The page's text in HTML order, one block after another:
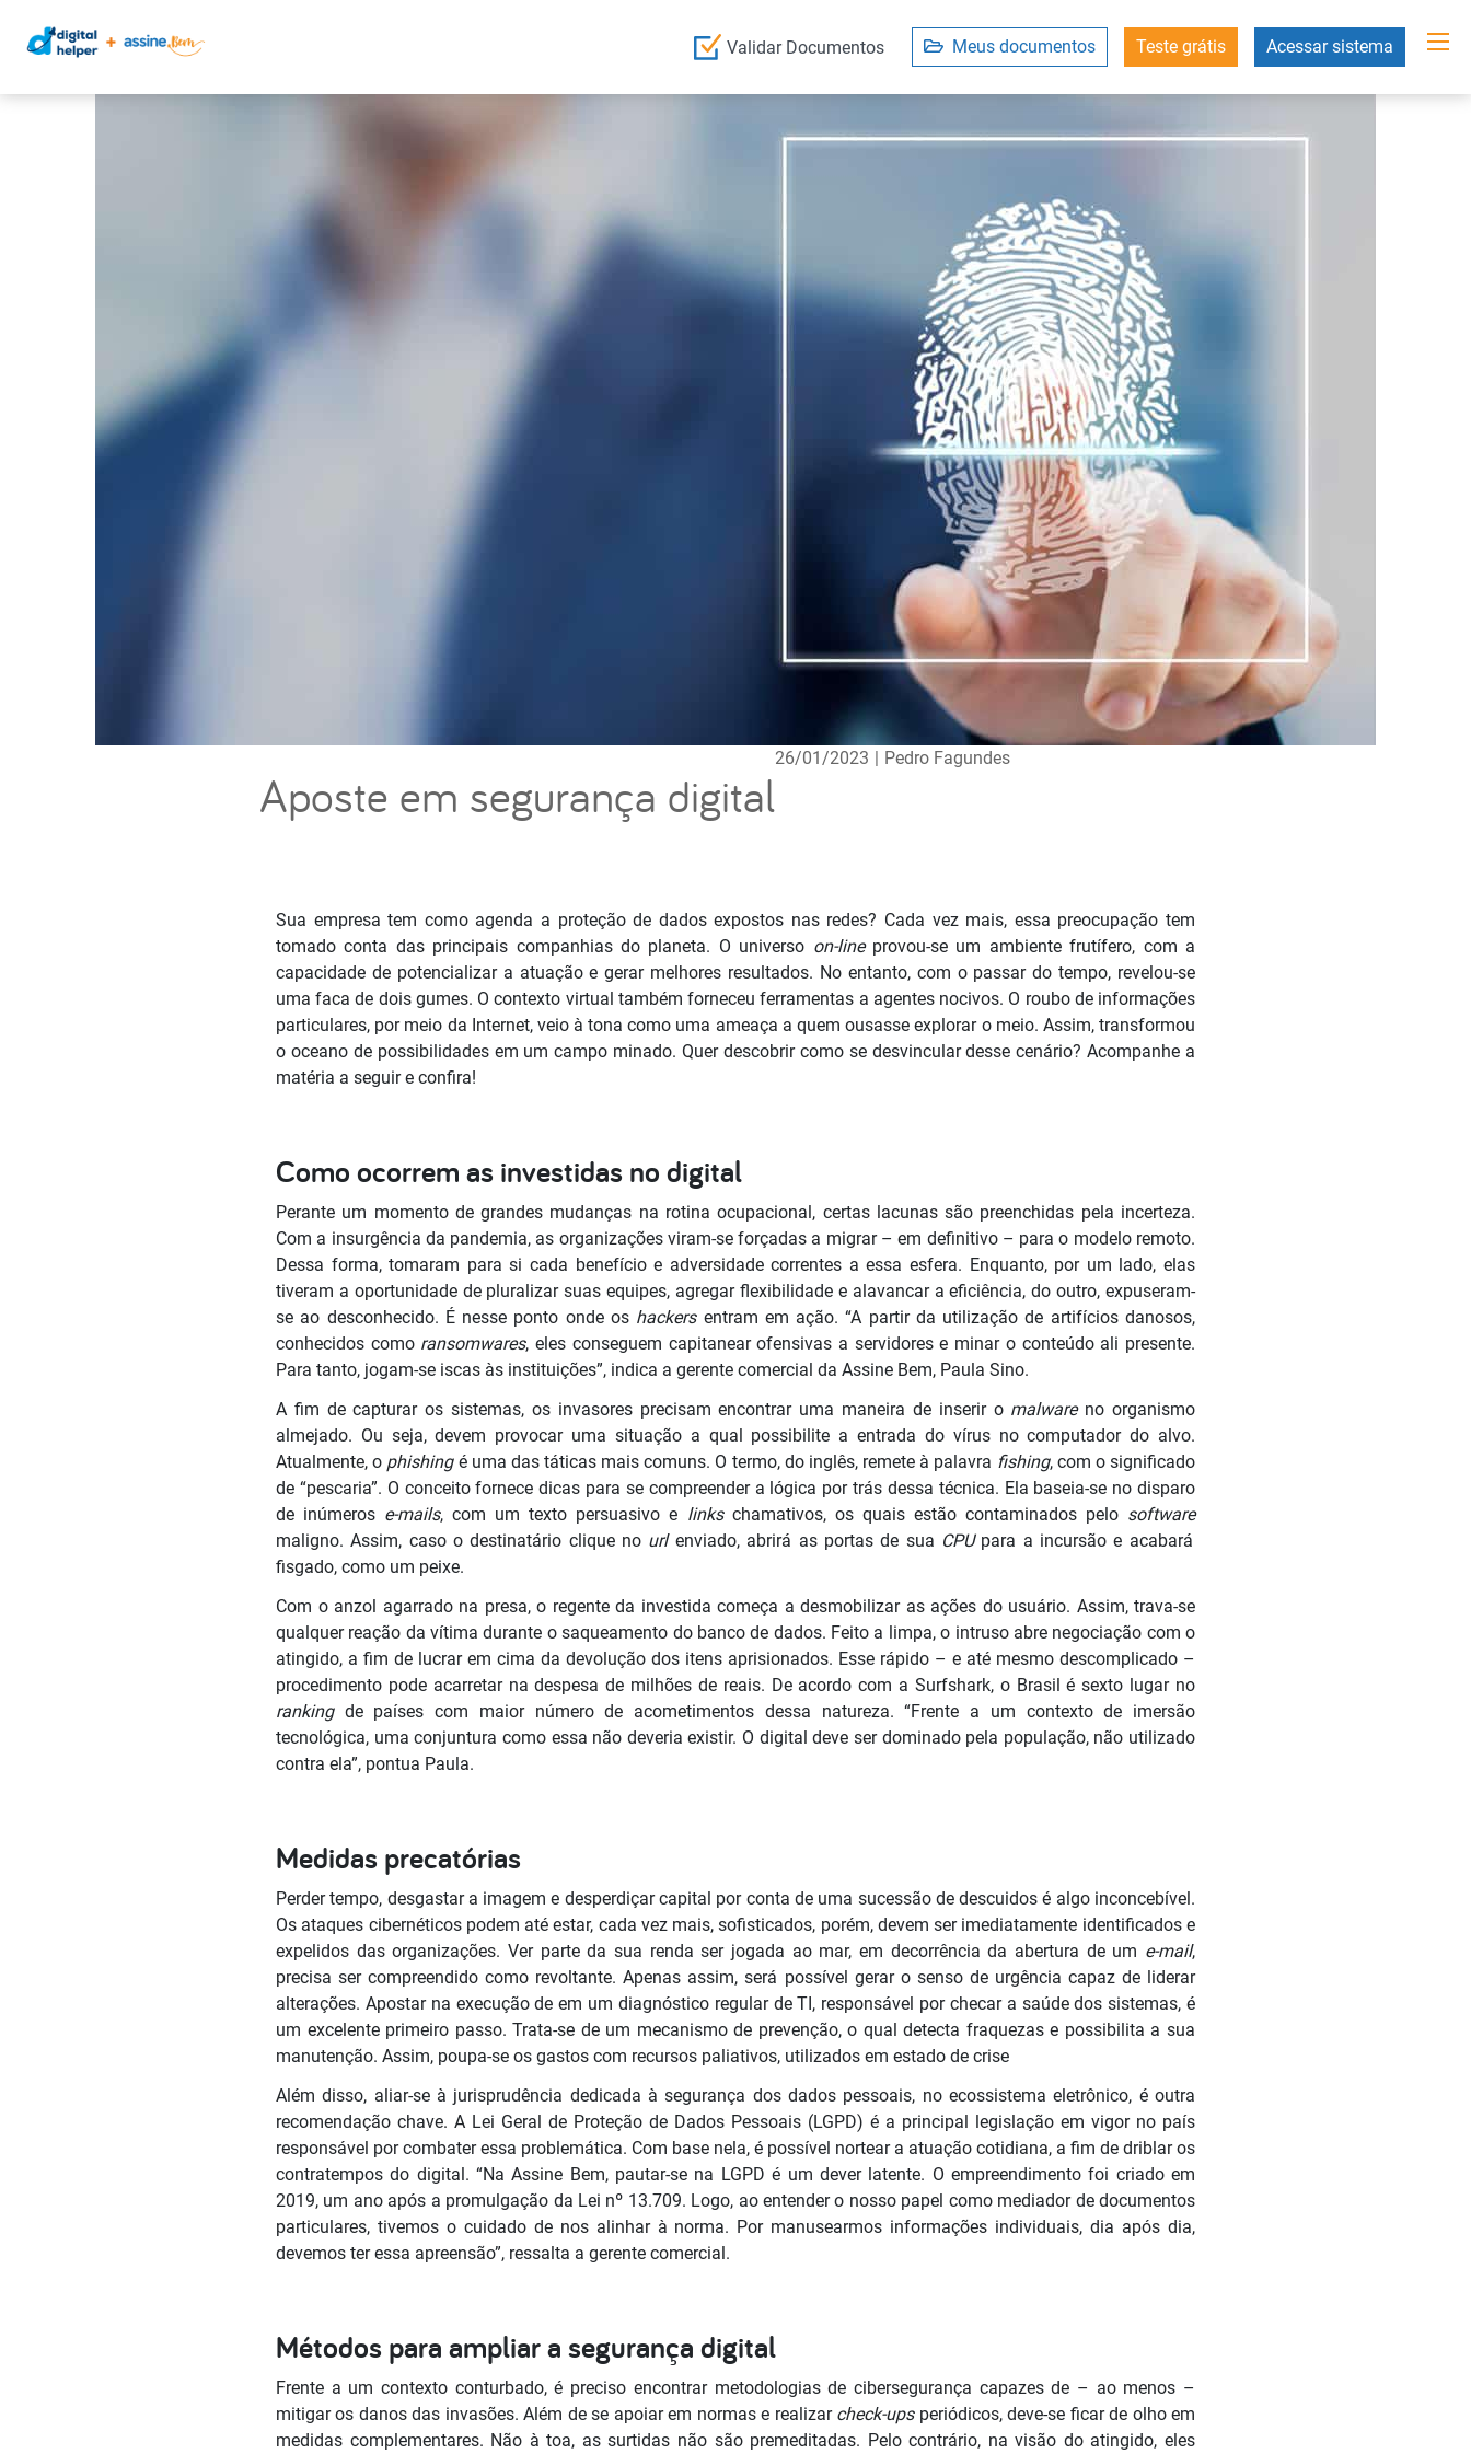
Acessar sistema
Teste grátis
Meus documentos
Validar Documentos
Aposte em segurança digital
26/01/2023 | Pedro Fagundes
Sua empresa tem como agenda a proteção de dados expostos nas redes? Cada vez mais, essa preocupação tem
tomado conta das principais companhias do planeta. O universo on-lineprovou-se um ambiente frutífero, com a
capacidade de potencializar a atuação e gerar melhores resultados. No entanto, com o passar do tempo, revelou-se
uma faca de dois gumes. O contexto virtual também forneceu ferramentas a agentes nocivos. O roubo de informações
particulares, por meio da Internet, veio à tona como uma ameaça a quem ousasse explorar o meio. Assim, transformou
o oceano de possibilidades em um campo minado. Quer descobrir como se desvincular desse cenário? Acompanhe a
matéria a seguir e confira!
Como ocorrem as investidas no digital
Perante um momento de grandes mudanças na rotina ocupacional, certas lacunas são preenchidas pela incerteza.
Com a insurgência da pandemia, as organizações viram-se forçadas a migrar – em definitivo – para o modelo remoto.
Dessa forma, tomaram para si cada benefício e adversidade correntes a essa esfera. Enquanto, por um lado, elas
tiveram a oportunidade de pluralizar suas equipes, agregar flexibilidade e alavancar a eficiência, do outro, expuseram-
se ao desconhecido. É nesse ponto onde os hackers entram em ação. “A partir da utilização de artifícios danosos,
conhecidos como ransomwares, eles conseguem capitanear ofensivas a servidores e minar o conteúdo ali presente.
Para tanto, jogam-se iscas às instituições”, indica a gerente comercial da Assine Bem, Paula Sino.
A fim de capturar os sistemas, os invasores precisam encontrar uma maneira de inserir o malwareno organismo
almejado. Ou seja, devem provocar uma situação a qual possibilite a entrada do vírus no computador do alvo.
Atualmente, o phishing é uma das táticas mais comuns. O termo, do inglês, remete à palavra fishing, com o significado
de “pescaria”. O conceito fornece dicas para se compreender a lógica por trás dessa técnica. Ela baseia-se no disparo
de inúmeros e-mails, com um texto persuasivo e links chamativos, os quais estão contaminados pelo software
maligno. Assim, caso o destinatário clique no url enviado, abrirá as portas de sua CPU para a incursão e acabará
fisgado, como um peixe.
Com o anzol agarrado na presa, o regente da investida começa a desmobilizar as ações do usuário. Assim, trava-se
qualquer reação da vítima durante o saqueamento do banco de dados. Feito a limpa, o intruso abre negociação com o
atingido, a fim de lucrar em cima da devolução dos itens aprisionados. Esse rápido – e até mesmo descomplicado –
procedimento pode acarretar na despesa de milhões de reais. De acordo com a Surfshark, o Brasil é sexto lugar no
rankingde países com maior número de acometimentos dessa natureza. “Frente a um contexto de imersão
tecnológica, uma conjuntura como essa não deveria existir. O digital deve ser dominado pela população, não utilizado
contra ela”, pontua Paula.
Medidas precatórias
Perder tempo, desgastar a imagem e desperdiçar capital por conta de uma sucessão de descuidos é algo inconcebível.
Os ataques cibernéticos podem até estar, cada vez mais, sofisticados, porém, devem ser imediatamente identificados e
expelidos das organizações. Ver parte da sua renda ser jogada ao mar, em decorrência da abertura de um e-mail,
precisa ser compreendido como revoltante. Apenas assim, será possível gerar o senso de urgência capaz de liderar
alterações. Apostar na execução de em um diagnóstico regular de TI, responsável por checar a saúde dos sistemas, é
um excelente primeiro passo. Trata-se de um mecanismo de prevenção, o qual detecta fraquezas e possibilita a sua
manutenção. Assim, poupa-se os gastos com recursos paliativos, utilizados em estado de crise
Além disso, aliar-se à jurisprudência dedicada à segurança dos dados pessoais, no ecossistema eletrônico, é outra
recomendação chave. A Lei Geral de Proteção de Dados Pessoais (LGPD) é a principal legislação em vigor no país
responsável por combater essa problemática. Com base nela, é possível nortear a atuação cotidiana, a fim de driblar os
contratempos do digital. “Na Assine Bem, pautar-se na LGPD é um dever latente. O empreendimento foi criado em
2019, um ano após a promulgação da Lei nº 13.709. Logo, ao entender o nosso papel como mediador de documentos
particulares, tivemos o cuidado de nos alinhar à norma. Por manusearmos informações individuais, dia após dia,
devemos ter essa apreensão”, ressalta a gerente comercial.
Métodos para ampliar a segurança digital
Frente a um contexto conturbado, é preciso encontrar metodologias de cibersegurança capazes de – ao menos –
mitigar os danos das invasões. Além de se apoiar em normas e realizar check-upsperiódicos, deve-se ficar de olho em
medidas complementares. Não à toa, as surtidas não são premeditadas. Pelo contrário, na visão do atingido, eles